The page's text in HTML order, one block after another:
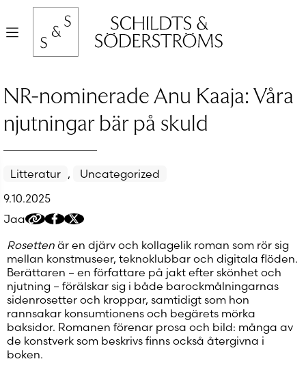
Hyppää
Valikko
NR-nominerade Anu Kaaja: Våra
njutningar bär på skuld
Litteratur ,
Uncategorized
9.10.2025
Jaa
Kopioi
jakolinkki
Jaa
Facebookissa
Jaa
Twitteriin/X:ään
Rosetten är en djärv och kollagelik roman som rör sig
mellan konstmuseer, teknoklubbar och digitala flöden.
Berättaren – en författare på jakt efter skönhet och
njutning – förälskar sig i både barockmålningarnas
sidenrosetter och kroppar, samtidigt som hon
rannsakar konsumtionens och begärets mörka
baksidor. Romanen förenar prosa och bild: många av
de konstverk som beskrivs finns också återgivna i
boken.